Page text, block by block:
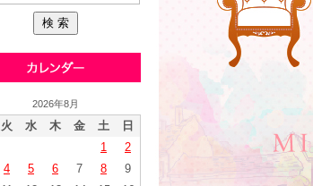
2026年8月
火 水 木 金 土 日
1
2
4 5 6 7 8
9